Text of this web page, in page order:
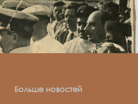
Больше новостей